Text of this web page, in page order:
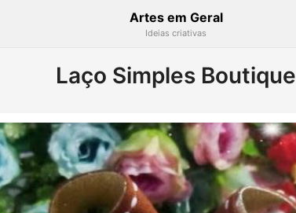
Artes em Geral
Ideias criativas
Laço Simples Boutique